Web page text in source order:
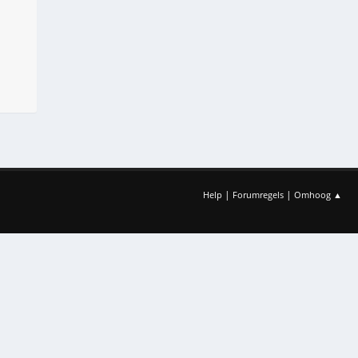
Help | Forumregels | Omhoog ▲